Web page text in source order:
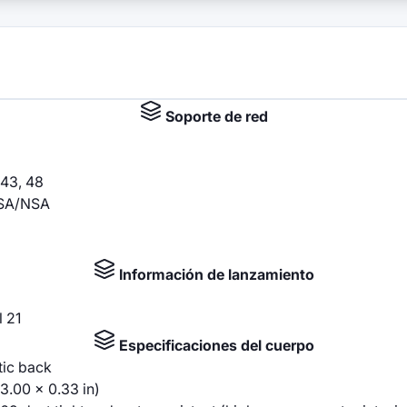
Soporte de red
48
NSA
Información de lanzamiento
21
Especificaciones del cuerpo
back
x 0.33 in)